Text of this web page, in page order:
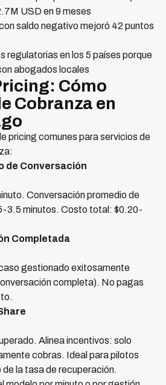
USD en 9 meses
saldo negativo mejoró 42 puntos
regulatorias en los 5 países porque
abogados locales
Cómo
Cobranza en
pricing comunes para servicios de
de Conversación
Conversación promedio de
3.5 minutos. Costo total: $0.20-
Completada
gestionado exitosamente
completa). No pagas
Alinea incentivos: solo
cobras. Ideal para pilotos
la tasa de recuperación.